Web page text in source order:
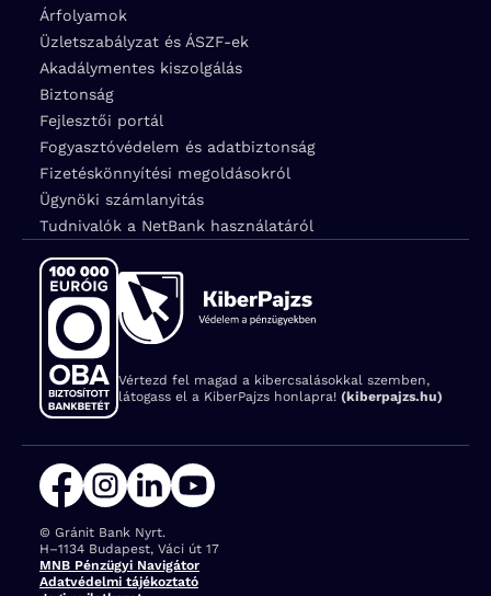
Árfolyamok
Üzletszabályzat és ÁSZF-ek
Akadálymentes kiszolgálás
Biztonság
Fejlesztői portál
Fogyasztóvédelem és adatbiztonság
Fizetéskönnyítési megoldásokról
Ügynöki számlanyitás
Tudnivalók a NetBank használatáról
Vértezd fel magad a kibercsalásokkal szemben,
látogass el a KiberPajzs honlapra! (kiberpajzs.hu)
© Gránit Bank Nyrt.
Cím:
H–1134 Budapest, Váci út 17
MNB Pénzügyi Navigátor
Adatvédelmi tájékoztató